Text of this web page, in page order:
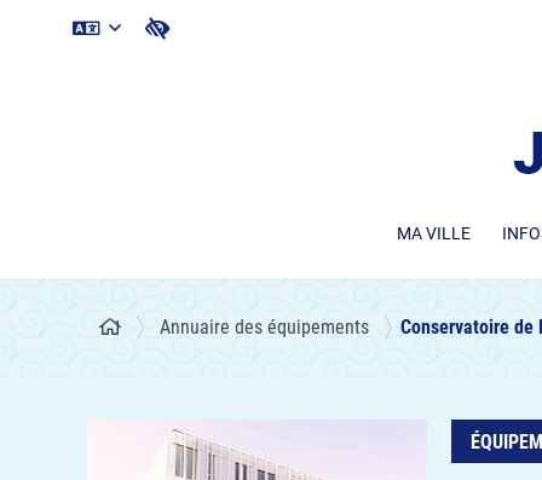
MA VILLE
Annuaire des équipements Conservatoire de